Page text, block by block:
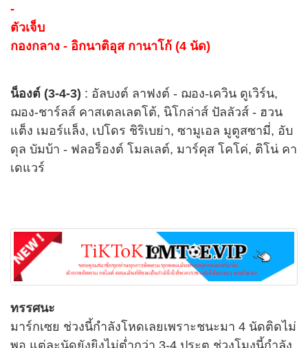
-
ตัวเจ็บ
กองกลาง - อิกนาติอุส กานาโก้ (4 นัด)
น็องต์ (3-4-3) : อัลบงต์ ลาฟงต์ - ฌอง-เควิน ดูเวิร์น,
ฌอง-ชาร์ลส์ คาสเตลเลตโต้, นิโกล่าส์ ปัลลัวส์ - ฮวน
แต็ง เมอร์แล็ง, เปโดร ชิริเบย่า, ซามูเอล มูตูสซามี่, อับ
ดุล บัมบ้า - ฟลอร็องต์ โมลเลต์, มาร์คุส โคโค่, ติโน่ คา
เดแวร์
ทรรศนะ
มาร์กเซย ช่วงนี้กำลังโหดเลยเพราะชนะมา 4 นัดติดไม่
พอ แต่ละนัดยังยิงไม่ต่ำกว่า 3-4 ประตู ช่วงโมงนี้กำลัง